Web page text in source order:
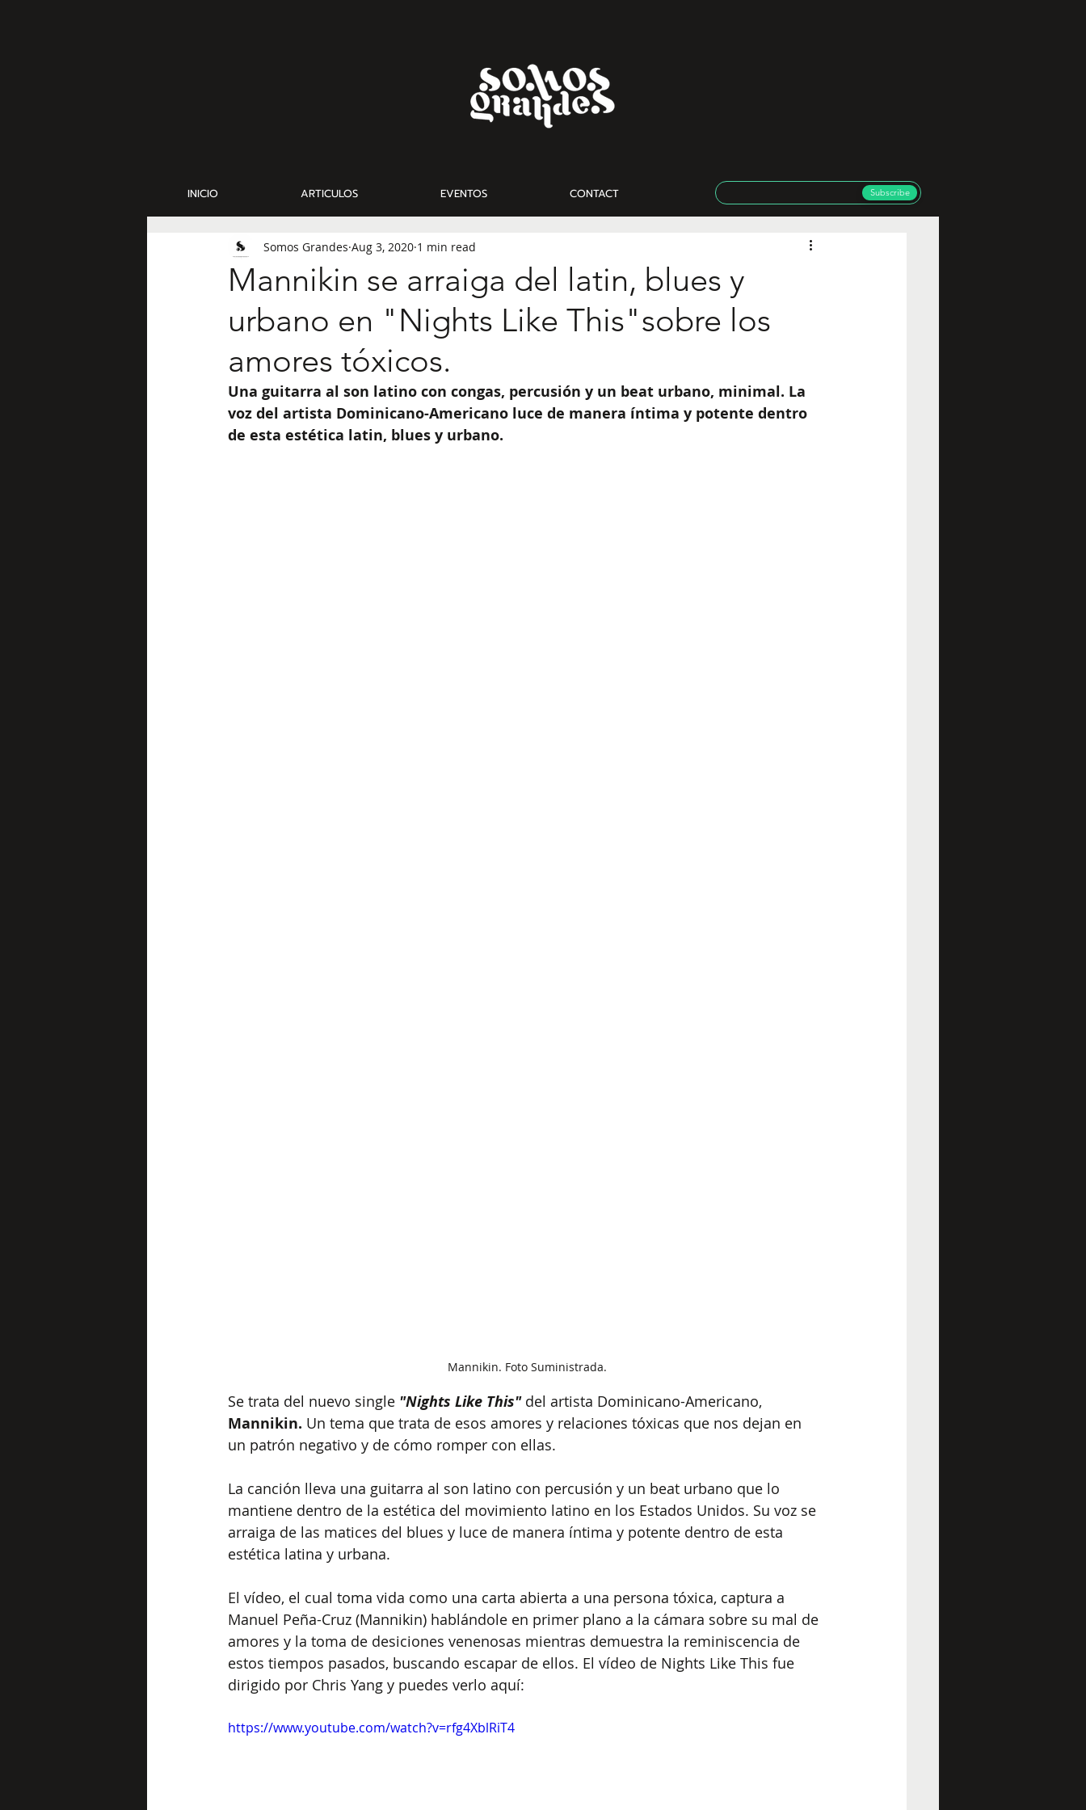
INICIO ARTICULOS EVENTOS CONTACT Subscribe
Mannikin se arraiga del latin, blues y
urbano en "Nights Like This"sobre los
amores tóxicos.
Somos Grandes Aug 3, 2020 1 min read
Una guitarra al son latino con congas, percusión y un beat urbano, minimal. La
voz del artista Dominicano-Americano luce de manera íntima y potente dentro
de esta estética latin, blues y urbano.
Mannikin. Foto Suministrada.
Se trata del nuevo single "Nights Like This" del artista Dominicano-Americano,
Mannikin. Un tema que trata de esos amores y relaciones tóxicas que nos dejan en
un patrón negativo y de cómo romper con ellas.
La canción lleva una guitarra al son latino con percusión y un beat urbano que lo
mantiene dentro de la estética del movimiento latino en los Estados Unidos. Su voz se
arraiga de las matices del blues y luce de manera íntima y potente dentro de esta
estética latina y urbana.
El vídeo, el cual toma vida como una carta abierta a una persona tóxica, captura a
Manuel Peña-Cruz (Mannikin) hablándole en primer plano a la cámara sobre su mal de
amores y la toma de desiciones venenosas mientras demuestra la reminiscencia de
estos tiempos pasados, buscando escapar de ellos. El vídeo de Nights Like This fue
dirigido por Chris Yang y puedes verlo aquí:
https://www.youtube.com/watch?v=rfg4XblRiT4